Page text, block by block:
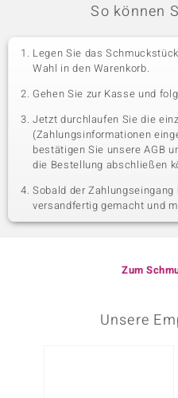
So können
Legen Sie das
Wahl in den Warenkorb.
Gehen Sie zur Kasse und
Jetzt durchlaufen Sie die
(Zahlungsinformationen
bestätigen Sie unsere AGB
die Bestellung abschließen
Sobald der
versandfertig gemacht und
Zum
Unsere